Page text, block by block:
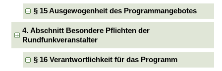
§ 15 Ausgewogenheit des Programmangebotes
4. Abschnitt Besondere Pflichten der
Rundfunkveranstalter
§ 16 Verantwortlichkeit für das Programm